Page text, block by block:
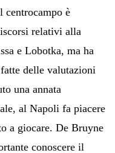
è
relativi alla
e Lobotka, ma ha
delle valutazioni
una annata
al Napoli fa piacere
a giocare. De Bruyne
conoscere il